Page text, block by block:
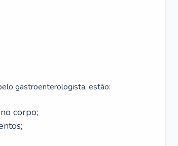
gastroenterologista, estão:
corpo;